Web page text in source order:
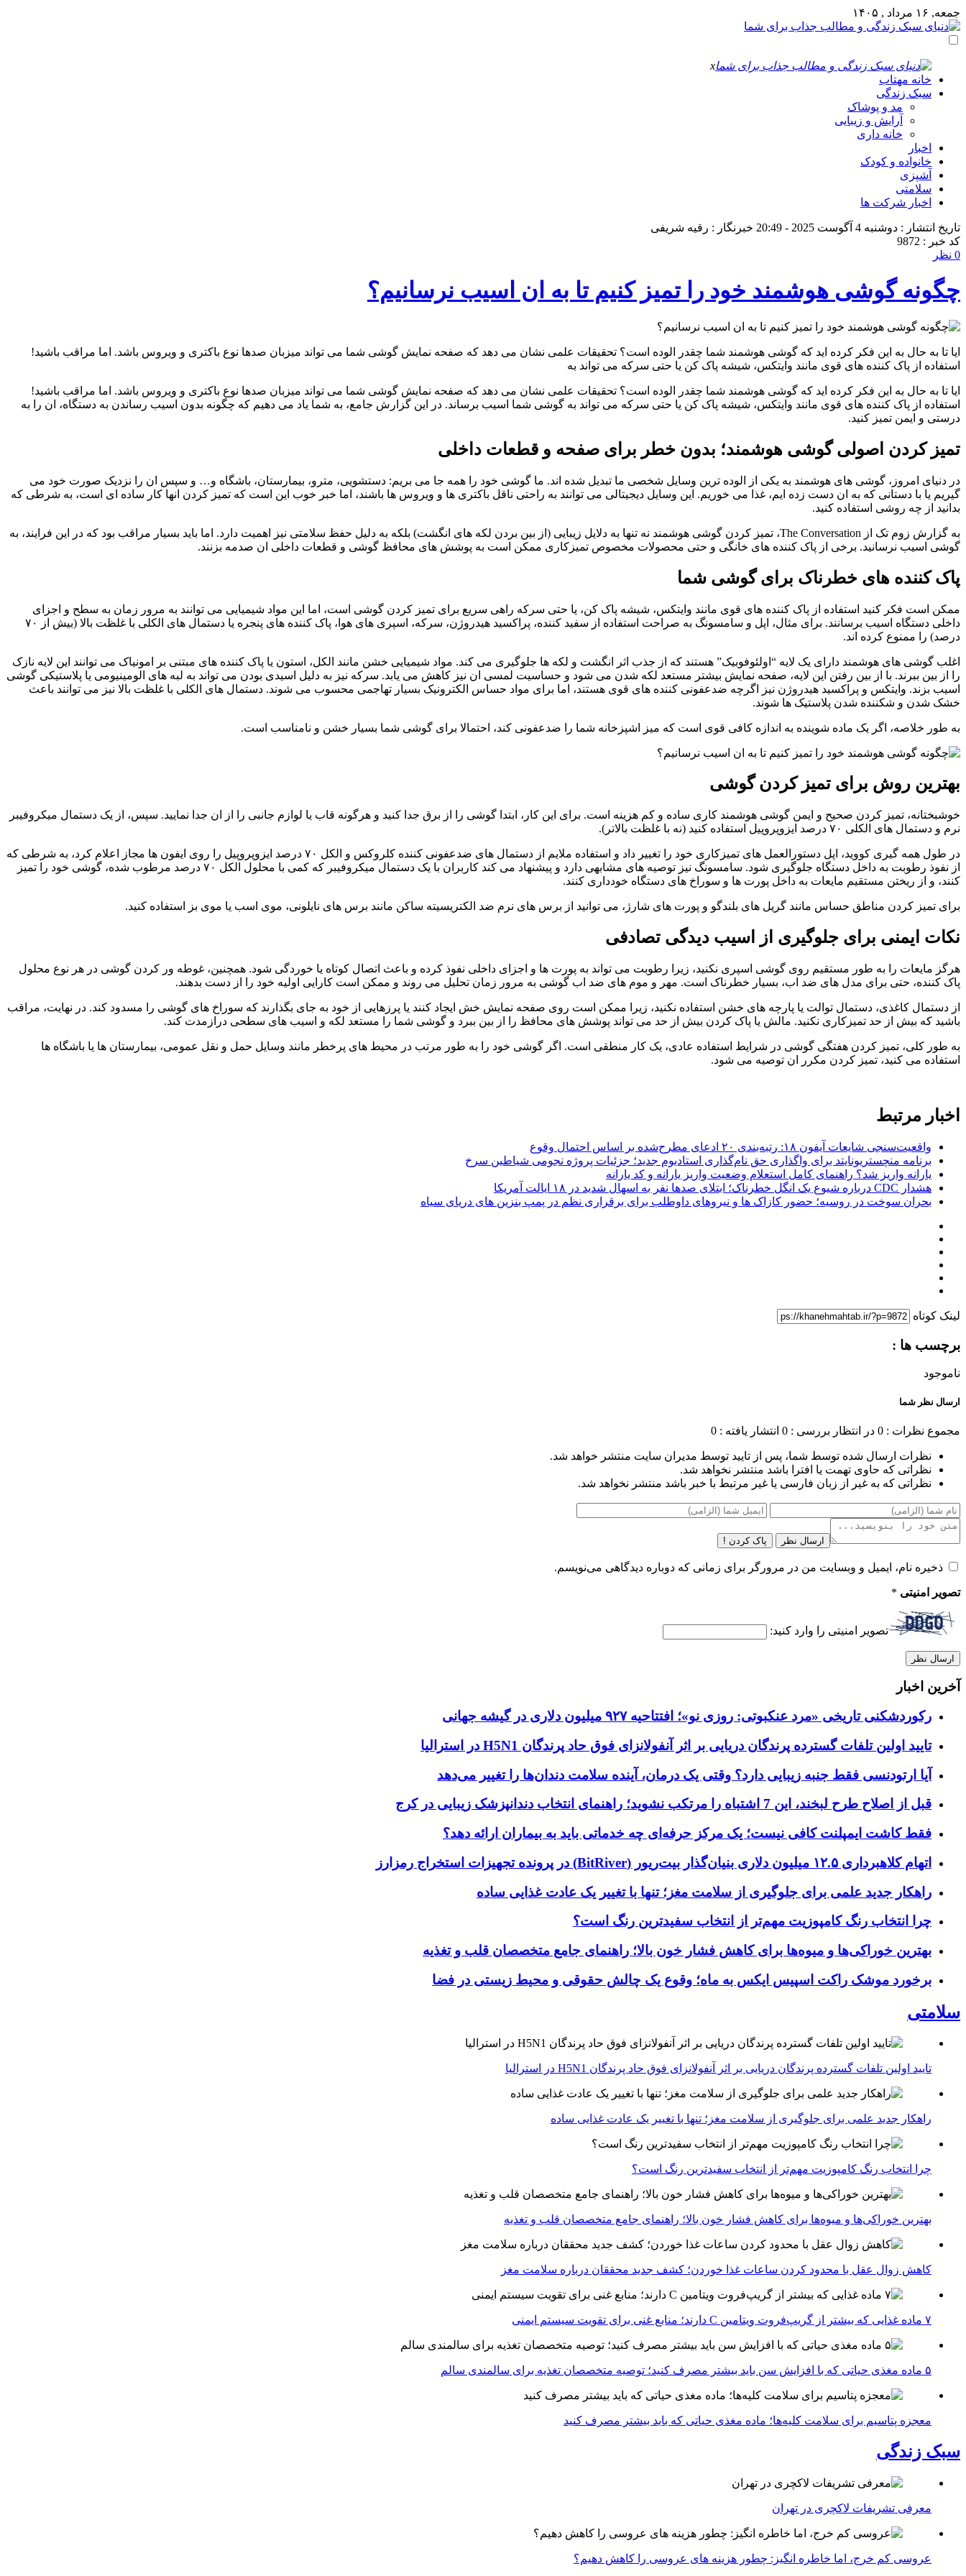
جمعه, ۱۶ مرداد , ۱۴۰۵
x
خانه مهتاب
سبک زندگی
مد و پوشاک
آرایش و زیبایی
خانه داری
اخبار
خانواده و کودک
آشپزی
سلامتی
اخبار شرکت ها
تاریخ انتشار : دوشنبه 4 آگوست 2025 - 20:49
خبرنگار : رقیه شریفی
کد خبر : 9872
0 نظر
چگونه گوشی هوشمند خود را تمیز کنیم تا به ان اسیب نرسانیم؟
ایا تا به حال به این فکر کرده اید که گوشی هوشمند شما چقدر الوده است؟ تحقیقات علمی نشان می دهد که صفحه نمایش گوشی شما می تواند میزبان صدها نوع باکتری و ویروس باشد. اما مراقب باشید!
استفاده از پاک کننده های قوی مانند وایتکس، شیشه پاک کن یا حتی سرکه می تواند به
ایا تا به حال به این فکر کرده اید که گوشی هوشمند شما چقدر الوده است؟ تحقیقات علمی نشان می دهد که صفحه نمایش گوشی شما می تواند میزبان صدها نوع باکتری و ویروس باشد. اما مراقب باشید!
استفاده از پاک کننده های قوی مانند وایتکس، شیشه پاک کن یا حتی سرکه می تواند به گوشی شما اسیب برساند. در این گزارش جامع، به شما یاد می دهیم که چگونه بدون اسیب رساندن به دستگاه، ان را به
درستی و ایمن تمیز کنید.
تمیز کردن اصولی گوشی هوشمند؛ بدون خطر برای صفحه و قطعات داخلی
در دنیای امروز، گوشی های هوشمند به یکی از الوده ترین وسایل شخصی ما تبدیل شده اند. ما گوشی خود را همه جا می بریم: دستشویی، مترو، بیمارستان، باشگاه و… و سپس ان را نزدیک صورت خود می
گیریم یا با دستانی که به ان دست زده ایم، غذا می خوریم. این وسایل دیجیتالی می توانند به راحتی ناقل باکتری ها و ویروس ها باشند، اما خبر خوب این است که تمیز کردن انها کار ساده ای است، به شرطی که
بدانید از چه روشی استفاده کنید.
به گزارش زوم تک از The Conversation، تمیز کردن گوشی هوشمند نه تنها به دلایل زیبایی (از بین بردن لکه های انگشت) بلکه به دلیل حفظ سلامتی نیز اهمیت دارد. اما باید بسیار مراقب بود که در این فرایند، به
گوشی اسیب نرسانید. برخی از پاک کننده های خانگی و حتی محصولات مخصوص تمیزکاری ممکن است به پوشش های محافظ گوشی و قطعات داخلی ان صدمه بزنند.
پاک کننده های خطرناک برای گوشی شما
ممکن است فکر کنید استفاده از پاک کننده های قوی مانند وایتکس، شیشه پاک کن، یا حتی سرکه راهی سریع برای تمیز کردن گوشی است، اما این مواد شیمیایی می توانند به مرور زمان به سطح و اجزای
داخلی دستگاه اسیب برسانند. برای مثال، اپل و سامسونگ به صراحت استفاده از سفید کننده، پراکسید هیدروژن، سرکه، اسپری های هوا، پاک کننده های پنجره یا دستمال های الکلی با غلظت بالا (بیش از ۷۰
درصد) را ممنوع کرده اند.
اغلب گوشی های هوشمند دارای یک لایه “اولئوفوبیک” هستند که از جذب اثر انگشت و لکه ها جلوگیری می کند. مواد شیمیایی خشن مانند الکل، استون یا پاک کننده های مبتنی بر امونیاک می توانند این لایه نازک
را از بین ببرند. با از بین رفتن این لایه، صفحه نمایش بیشتر مستعد لکه شدن می شود و حساسیت لمسی ان نیز کاهش می یابد. سرکه نیز به دلیل اسیدی بودن می تواند به لبه های الومینیومی یا پلاستیکی گوشی
اسیب بزند. وایتکس و پراکسید هیدروژن نیز اگرچه ضدعفونی کننده های قوی هستند، اما برای مواد حساس الکترونیک بسیار تهاجمی محسوب می شوند. دستمال های الکلی با غلظت بالا نیز می توانند باعث
خشک شدن و شکننده شدن پلاستیک ها شوند.
به طور خلاصه، اگر یک ماده شوینده به اندازه کافی قوی است که میز اشپزخانه شما را ضدعفونی کند، احتمالا برای گوشی شما بسیار خشن و نامناسب است.
بهترین روش برای تمیز کردن گوشی
خوشبختانه، تمیز کردن صحیح و ایمن گوشی هوشمند کاری ساده و کم هزینه است. برای این کار، ابتدا گوشی را از برق جدا کنید و هرگونه قاب یا لوازم جانبی را از ان جدا نمایید. سپس، از یک دستمال میکروفیبر
نرم و دستمال های الکلی ۷۰ درصد ایزوپروپیل استفاده کنید (نه با غلظت بالاتر).
در طول همه گیری کووید، اپل دستورالعمل های تمیزکاری خود را تغییر داد و استفاده ملایم از دستمال های ضدعفونی کننده کلروکس و الکل ۷۰ درصد ایزوپروپیل را روی ایفون ها مجاز اعلام کرد، به شرطی که
از نفوذ رطوبت به داخل دستگاه جلوگیری شود. سامسونگ نیز توصیه های مشابهی دارد و پیشنهاد می کند کاربران با یک دستمال میکروفیبر که کمی با محلول الکل ۷۰ درصد مرطوب شده، گوشی خود را تمیز
کنند، و از ریختن مستقیم مایعات به داخل پورت ها و سوراخ های دستگاه خودداری کنند.
برای تمیز کردن مناطق حساس مانند گریل های بلندگو و پورت های شارژ، می توانید از برس های نرم ضد الکتریسیته ساکن مانند برس های نایلونی، موی اسب یا موی بز استفاده کنید.
نکات ایمنی برای جلوگیری از اسیب دیدگی تصادفی
هرگز مایعات را به طور مستقیم روی گوشی اسپری نکنید، زیرا رطوبت می تواند به پورت ها و اجزای داخلی نفوذ کرده و باعث اتصال کوتاه یا خوردگی شود. همچنین، غوطه ور کردن گوشی در هر نوع محلول
پاک کننده، حتی برای مدل های ضد اب، بسیار خطرناک است. مهر و موم های ضد اب گوشی به مرور زمان تحلیل می روند و ممکن است کارایی اولیه خود را از دست بدهند.
از دستمال کاغذی، دستمال توالت یا پارچه های خشن استفاده نکنید، زیرا ممکن است روی صفحه نمایش خش ایجاد کنند یا پرزهایی از خود به جای بگذارند که سوراخ های گوشی را مسدود کند. در نهایت، مراقب
باشید که بیش از حد تمیزکاری نکنید. مالش یا پاک کردن بیش از حد می تواند پوشش های محافظ را از بین ببرد و گوشی شما را مستعد لکه و اسیب های سطحی درازمدت کند.
به طور کلی، تمیز کردن هفتگی گوشی در شرایط استفاده عادی، یک کار منطقی است. اگر گوشی خود را به طور مرتب در محیط های پرخطر مانند وسایل حمل و نقل عمومی، بیمارستان ها یا باشگاه ها
استفاده می کنید، تمیز کردن مکرر ان توصیه می شود.
اخبار مرتبط
واقعیت‌سنجی شایعات آیفون ۱۸: رتبه‌بندی ۲۰ ادعای مطرح‌شده بر اساس احتمال وقوع
برنامه منچستریونایتد برای واگذاری حق نام‌گذاری استادیوم جدید؛ جزئیات پروژه نجومی شیاطین سرخ
یارانه واریز شد؟ راهنمای کامل استعلام وضعیت واریز یارانه و کد یارانه
هشدار CDC درباره شیوع یک انگل خطرناک؛ ابتلای صدها نفر به اسهال شدید در ۱۸ ایالت آمریکا
بحران سوخت در روسیه؛ حضور کازاک‌ ها و نیروهای داوطلب برای برقراری نظم در پمپ بنزین‌ های دریای سیاه
لینک کوتاه
برچسب ها :
ناموجود
ارسال نظر شما
مجموع نظرات : 0 در انتظار بررسی : 0 انتشار یافته : 0
نظرات ارسال شده توسط شما، پس از تایید توسط مدیران سایت منتشر خواهد شد.
نظراتی که حاوی تهمت یا افترا باشد منتشر نخواهد شد.
نظراتی که به غیر از زبان فارسی یا غیر مرتبط با خبر باشد منتشر نخواهد شد.
ارسال نظر پاک کردن !
ذخیره نام، ایمیل و وبسایت من در مرورگر برای زمانی که دوباره دیدگاهی می‌نویسم.
تصویر امنیتی *
تصویر امنیتی را وارد کنید:
آخرین اخبار
رکوردشکنی تاریخی «مرد عنکبوتی: روزی نو»؛ افتتاحیه ۹۲۷ میلیون دلاری در گیشه جهانی
تایید اولین تلفات گسترده پرندگان دریایی بر اثر آنفولانزای فوق حاد پرندگان H5N1 در استرالیا
آیا ارتودنسی فقط جنبه زیبایی دارد؟ وقتی یک درمان، آینده سلامت دندان‌ها را تغییر می‌دهد
قبل از اصلاح طرح لبخند، این 7 اشتباه را مرتکب نشوید؛ راهنمای انتخاب دندانپزشک زیبایی در کرج
فقط کاشت ایمپلنت کافی نیست؛ یک مرکز حرفه‌ای چه خدماتی باید به بیماران ارائه دهد؟
اتهام کلاهبرداری ۱۲.۵ میلیون دلاری بنیان‌گذار بیت‌ریور (BitRiver) در پرونده تجهیزات استخراج رمزارز
راهکار جدید علمی برای جلوگیری از سلامت مغز؛ تنها با تغییر یک عادت غذایی ساده
چرا انتخاب رنگ کامپوزیت مهم‌تر از انتخاب سفیدترین رنگ است؟
بهترین خوراکی‌ها و میوه‌ها برای کاهش فشار خون بالا؛ راهنمای جامع متخصصان قلب و تغذیه
برخورد موشک راکت اسپیس ایکس به ماه؛ وقوع یک چالش حقوقی و محیط زیستی در فضا
سلامتی
تایید اولین تلفات گسترده پرندگان دریایی بر اثر آنفولانزای فوق حاد پرندگان H5N1 در استرالیا
راهکار جدید علمی برای جلوگیری از سلامت مغز؛ تنها با تغییر یک عادت غذایی ساده
چرا انتخاب رنگ کامپوزیت مهم‌تر از انتخاب سفیدترین رنگ است؟
بهترین خوراکی‌ها و میوه‌ها برای کاهش فشار خون بالا؛ راهنمای جامع متخصصان قلب و تغذیه
کاهش زوال عقل با محدود کردن ساعات غذا خوردن؛ کشف جدید محققان درباره سلامت مغز
۷ ماده غذایی که بیشتر از گریپ‌فروت ویتامین C دارند؛ منابع غنی برای تقویت سیستم ایمنی
۵ ماده مغذی حیاتی که با افزایش سن باید بیشتر مصرف کنید؛ توصیه متخصصان تغذیه برای سالمندی سالم
معجزه پتاسیم برای سلامت کلیه‌ها؛ ماده مغذی حیاتی که باید بیشتر مصرف کنید
سبک زندگی
معرفی تشریفات لاکچری در تهران
عروسی کم خرج، اما خاطره انگیز: چطور هزینه های عروسی را کاهش دهیم؟